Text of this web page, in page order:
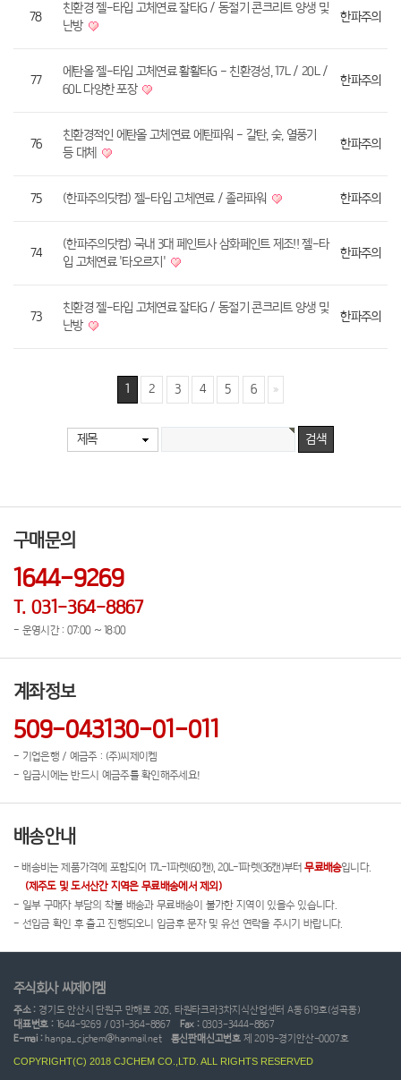
78
친환경 젤-타입 고체연료 잘타G / 동절기 콘크리트 양생 및
난방
한파주의
77
에탄올 젤-타입 고체연료 활활타G - 친환경성, 17L / 20L /
60L 다양한 포장
한파주의
76
친환경적인 에탄올 고체연료 에탄파워 - 갈탄, 숯, 열풍기
등 대체
한파주의
75 (한파주의닷컴) 젤-타입 고체연료 / 졸라파워 한파주의
74
(한파주의닷컴) 국내 3대 페인트사 삼화페인트 제조!! 젤-타
입 고체연료 '타오르지'
한파주의
73
친환경 젤-타입 고체연료 잘타G / 동절기 콘크리트 양생 및
난방
한파주의
1 2 3 4 5 6
제목
구매문의
1644-9269
T. 031-364-8867
- 운영시간 : 07:00 ~ 18:00
계좌정보
509-043130-01-011
- 기업은행 / 예금주 : (주)씨제이켐
- 입금시에는 반드시 예금주를 확인해주세요!
배송안내
- 배송비는 제품가격에 포함되어 17L-1파렛(60캔), 20L-1파렛(36캔)부터무료배송입니다.
(제주도 및 도서산간 지역은 무료배송에서 제외)
- 일부 구매자 부담의 착불 배송과 무료배송이 불가한 지역이 있을수 있습니다.
- 선입금 확인 후 출고 진행되오니 입금후 문자 및 유선 연락을 주시기 바랍니다.
주식회사 씨제이켐
주소 : 경기도 안산시 단원구 만해로 205, 타원타크라3차지식산업센터 A동 619호(성곡동)
대표번호 : 1644-9269 / 031-364-8867 Fax : 0303-3444-8867
E-mai :hanpa_cjchem@hanmail.net 통신판매신고번호 제 2019-경기안산-0007호
COPYRIGHT(C) 2018 CJCHEM CO.,LTD. ALL RIGHTS RESERVED